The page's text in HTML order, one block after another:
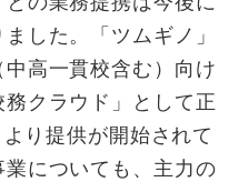
した。「ツムギノ」
高一貫校含む）向け
クラウド」として正
り提供が開始されて
についても、主力の